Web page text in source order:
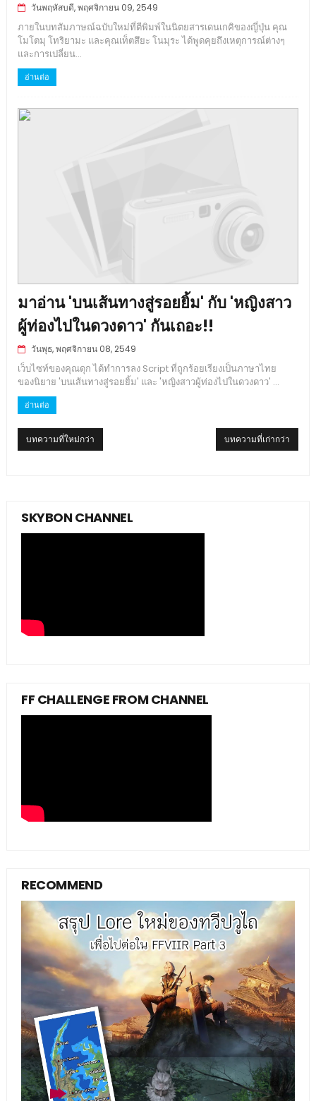
วันพฤหัสบดี, พฤศจิกายน 09, 2549
ภายในบทสัมภาษณ์ฉบับใหม่ที่ตีพิมพ์ในนิตยสารเดนเกคิของญี่ปุ่น คุณ
โมโตมุ โทริยามะ และคุณเท็ตสึยะ โนมุระ ได้พูดคุยถึงเหตุการณ์ต่างๆ
และการเปลี่ยน...
อ่านต่อ
มาอ่าน 'บนเส้นทางสู่รอยยิ้ม' กับ 'หญิงสาว
ผู้ท่องไปในดวงดาว' กันเถอะ!!
วันพุธ, พฤศจิกายน 08, 2549
เว็บไซท์ของคุณดุก ได้ทำการลง Script ที่ถูกร้อยเรียงเป็นภาษาไทย
ของนิยาย 'บนเส้นทางสู่รอยยิ้ม' และ 'หญิงสาวผู้ท่องไปในดวงดาว' ...
อ่านต่อ
บทความที่ใหม่กว่า บทความที่เก่ากว่า
SKYBON CHANNEL
FF CHALLENGE FROM CHANNEL
RECOMMEND